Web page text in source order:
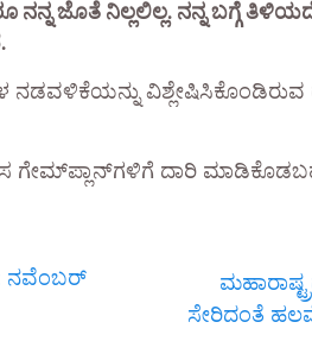
ಜೊತೆ ನಿಲ್ಲಲಿಲ್ಲ. ನನ್ನ ಬಗ್ಗೆ
.
ವಿಶ್ಲೇಷಿಸಿಕೊಂಡಿರುವ
ದಾರಿ
ನವೆಂಬರ್
ಸೇರಿದಂತೆ